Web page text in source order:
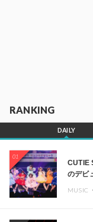
RANKING
DAILY
01
CUTIE
のデビ
MUSIC